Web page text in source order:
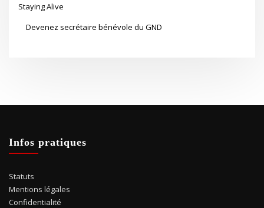
Staying Alive
Devenez secrétaire bénévole du GND
Infos pratiques
Statuts
Mentions légales
Confidentialité